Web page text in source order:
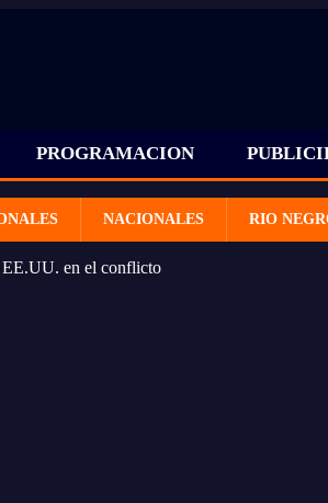
PROGRAMACION
NACIONALES RIO
EE.UU. en el conflicto